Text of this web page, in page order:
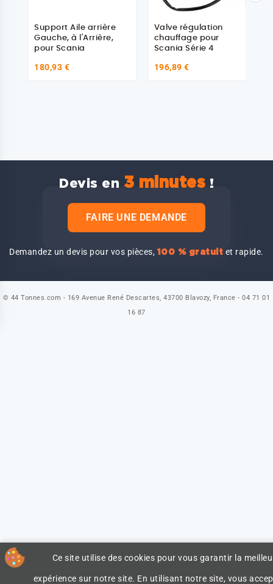
Support Aile arrière
Gauche, à l'Arrière,
pour Scania
180,93 €
Valve régulation
chauffage pour
Scania Série 4
196,89 €
Devis en 3 minutes !
FAIRE UNE DEMANDE
Demandez un devis pour vos pièces, 100 % gratuit et rapide.
Ce site utilise des cookies pour vous garantir la
expérience sur notre site. En utilisant notre site, vous
© 44 Tonnes.com - 169 Avenue René Descartes, 43700 Blavozy, France - 04 71 01
16 87